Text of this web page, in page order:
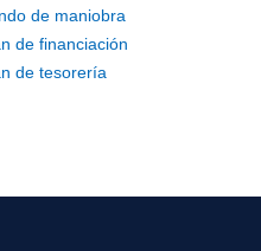
de maniobra
de financiación
de tesorería